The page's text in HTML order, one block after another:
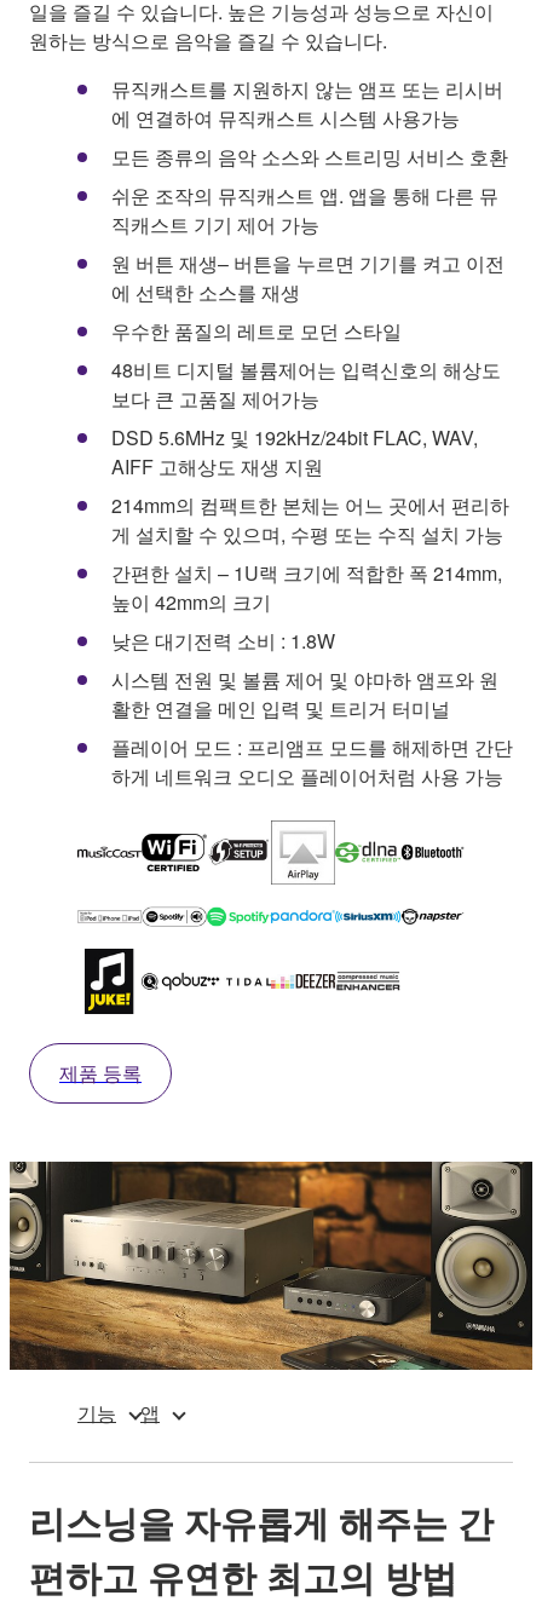
일을 즐길 수 있습니다. 높은 기능성과 성능으로 자신이
원하는 방식으로 음악을 즐길 수 있습니다.
뮤직캐스트를 지원하지 않는 앰프 또는 리시버
에 연결하여 뮤직캐스트 시스템 사용가능
모든 종류의 음악 소스와 스트리밍 서비스 호환
쉬운 조작의 뮤직캐스트 앱. 앱을 통해 다른 뮤
직캐스트 기기 제어 가능
원 버튼 재생– 버튼을 누르면 기기를 켜고 이전
에 선택한 소스를 재생
우수한 품질의 레트로 모던 스타일
48비트 디지털 볼륨제어는 입력신호의 해상도
보다 큰 고품질 제어가능
DSD 5.6MHz 및 192kHz/24bit FLAC, WAV,
AIFF 고해상도 재생 지원
214mm의 컴팩트한 본체는 어느 곳에서 편리하
게 설치할 수 있으며, 수평 또는 수직 설치 가능
간편한 설치 – 1U랙 크기에 적합한 폭 214mm,
높이 42mm의 크기
낮은 대기전력 소비 : 1.8W
시스템 전원 및 볼륨 제어 및 야마하 앰프와 원
활한 연결을 메인 입력 및 트리거 터미널
플레이어 모드 : 프리앰프 모드를 해제하면 간단
하게 네트워크 오디오 플레이어처럼 사용 가능
제품 등록
기능 앱
리스닝을 자유롭게 해주는 간
편하고 유연한 최고의 방법